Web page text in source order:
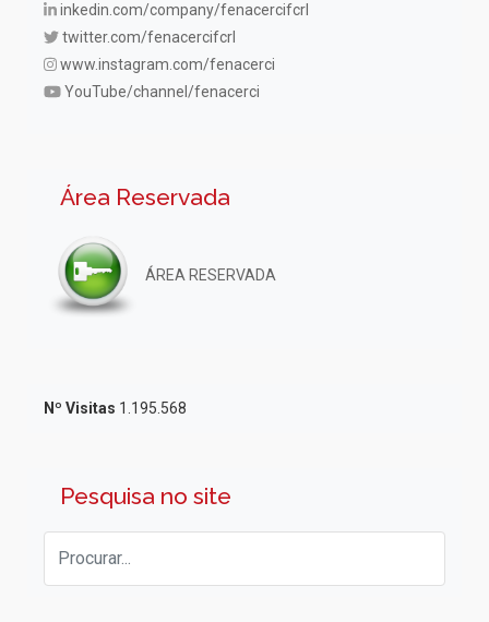
inkedin.com/company/fenacercifcrl
twitter.com/fenacercifcrl
www.instagram.com/fenacerci
YouTube/channel/fenacerci
Área Reservada
ÁREA RESERVADA
Nº Visitas 1.195.568
Pesquisa no site